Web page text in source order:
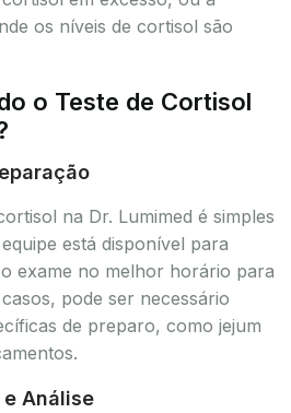
os níveis de cortisol são
o Teste de Cortisol
na Dr. Lumimed é simples
está disponível para
exame no melhor horário para
pode ser necessário
de preparo, como jejum
Análise